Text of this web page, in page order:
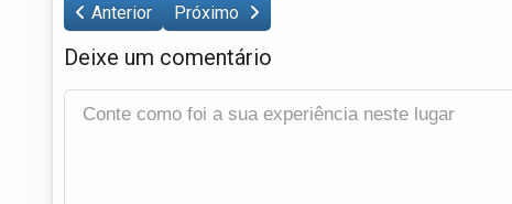
Anterior Próximo
Deixe um comentário